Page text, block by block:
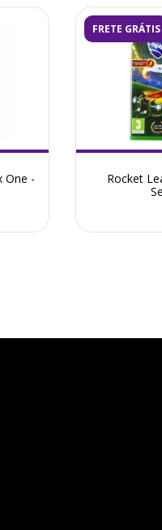
One -
FRETE GRÁTIS
Rocket